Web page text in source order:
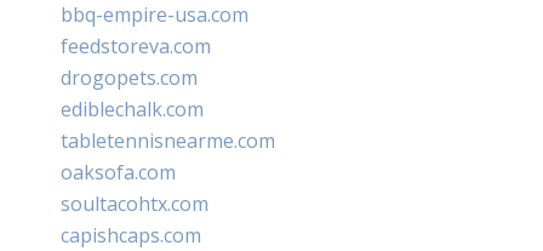
bbq-empire-usa.com
feedstoreva.com
drogopets.com
ediblechalk.com
tabletennisnearme.com
oaksofa.com
soultacohtx.com
capishcaps.com